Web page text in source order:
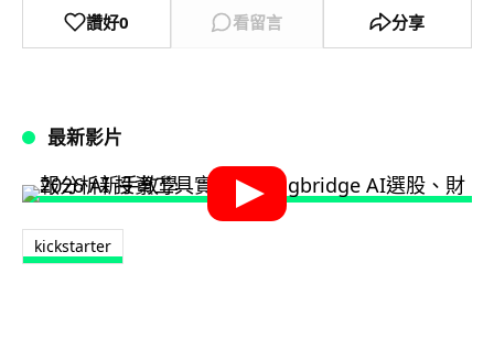
讚好0 看留言 分享
最新影片
kickstarter